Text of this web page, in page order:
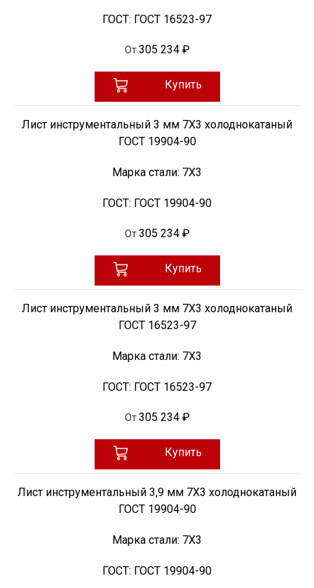
ГОСТ: ГОСТ 16523-97
От 305 234 ₽
Купить
Лист инструментальный 3 мм 7Х3 холоднокатаный
ГОСТ 19904-90
Марка стали: 7Х3
ГОСТ: ГОСТ 19904-90
От 305 234 ₽
Купить
Лист инструментальный 3 мм 7Х3 холоднокатаный
ГОСТ 16523-97
Марка стали: 7Х3
ГОСТ: ГОСТ 16523-97
От 305 234 ₽
Купить
Лист инструментальный 3,9 мм 7Х3 холоднокатаный
ГОСТ 19904-90
Марка стали: 7Х3
ГОСТ: ГОСТ 19904-90